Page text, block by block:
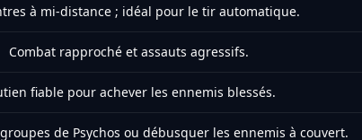
à mi-distance ; idéal pour le tir automatique.
Combat rapproché et assauts agressifs.
fiable pour achever les ennemis blessés.
de Psychos ou débusquer les ennemis à couvert.